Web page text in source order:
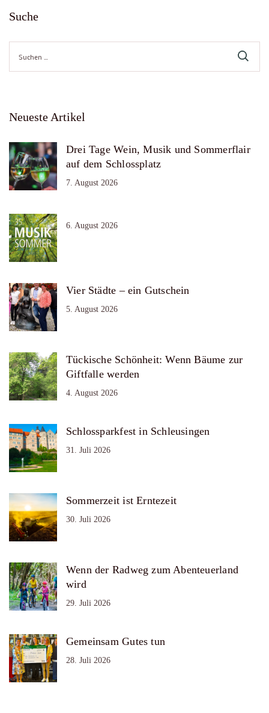
Suche
nach:
Neueste Artikel
Drei Tage Wein, Musik und Sommerflair
auf dem Schlossplatz
7. August 2026
6. August 2026
Vier Städte – ein Gutschein
5. August 2026
Tückische Schönheit: Wenn Bäume zur
Giftfalle werden
4. August 2026
Schlossparkfest in Schleusingen
31. Juli 2026
Sommerzeit ist Erntezeit
30. Juli 2026
Wenn der Radweg zum Abenteuerland
wird
29. Juli 2026
Gemeinsam Gutes tun
28. Juli 2026